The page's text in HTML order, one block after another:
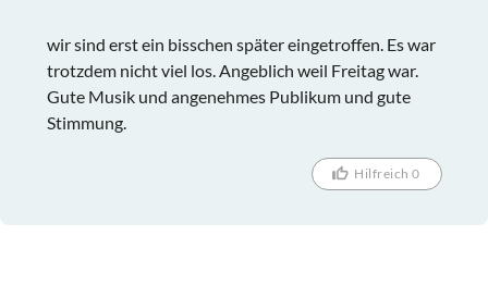
wir sind erst ein bisschen später eingetroffen. Es war
trotzdem nicht viel los. Angeblich weil Freitag war.
Gute Musik und angenehmes Publikum und gute
Stimmung.
Hilfreich 0